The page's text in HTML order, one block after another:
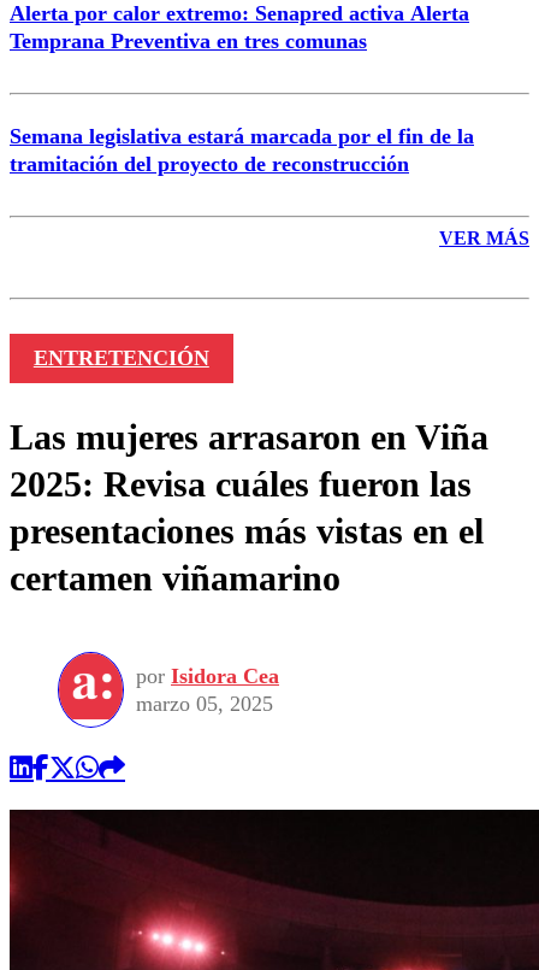
Alerta por calor extremo: Senapred activa Alerta
Temprana Preventiva en tres comunas
Semana legislativa estará marcada por el fin de la
tramitación del proyecto de reconstrucción
VER MÁS
ENTRETENCIÓN
Las mujeres arrasaron en Viña
2025: Revisa cuáles fueron las
presentaciones más vistas en el
certamen viñamarino
por Isidora Cea
marzo 05, 2025